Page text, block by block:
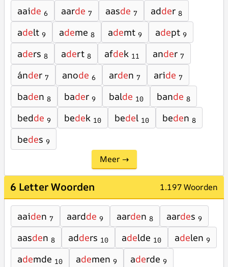
aaide 6 aarde 7 aasde 7 adder 8
adelt 9 ademe 8 ademt 9 adept 9
aders 8 adert 8 afdek 11 ander 7
ánder 7 anode 6 arden 7 aride 7
baden 8 bader 9 balde 10 bande 8
bedde 9 bedek 10 bedel 10 beden 8
bedes 9
Meer →
6 Letter Woorden 1.197 Woorden
aaiden 7 aardde 9 aarden 8 aardes 9
aasden 8 adders 10 adelde 10 adelen 9
ademde 10 ademen 9 aderde 9